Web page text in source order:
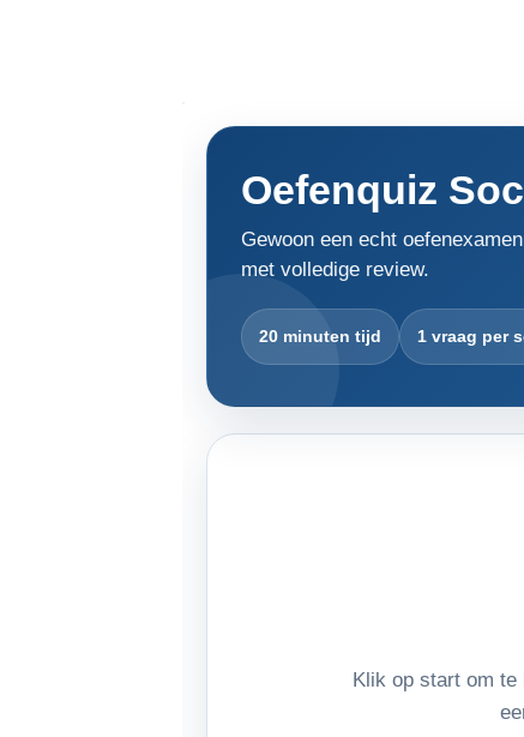
Oefenquiz
Gewoon een echt
met volledige review.
20 minuten tijd 1 vraag per
Klik op start om